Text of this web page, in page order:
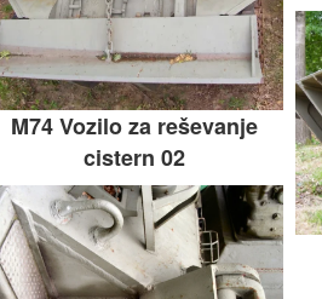
M74 Vozilo za reševanje
cistern 02